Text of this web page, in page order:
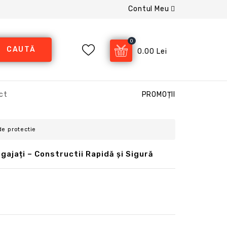
Contul Meu
CAUTĂ
0
0.00 Lei
PROMOȚII
protectie
– Constructii Rapidă și Sigură